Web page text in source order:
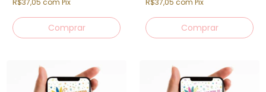
R$37,05 com Pix R$37,05 com Pix